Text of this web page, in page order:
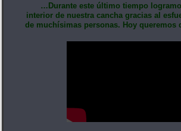
…Durante este último tiempo
interior de nuestra cancha gracias al
de muchísimas personas. Hoy queremos